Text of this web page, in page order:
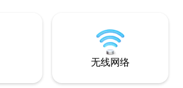
7晚–放松身心，探
无线网络